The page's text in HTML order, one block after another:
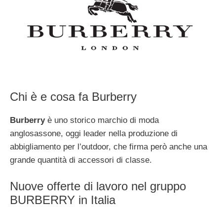
Chi è e cosa fa Burberry
Burberryè uno storico marchio di moda
anglosassone, oggi leader nella produzione di
abbigliamento per l’outdoor, che firma però anche una
grande quantità di accessori di classe.
Nuove offerte di lavoro nel gruppo
BURBERRY in Italia